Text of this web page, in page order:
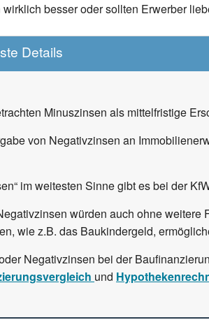
besser oder sollten Erwerber
Details
Minuszinsen als mittelfristige
von Negativzinsen an
im weitesten Sinne gibt es bei der
würden auch ohne
wie z.B. das Baukindergeld,
Negativzinsen bei der
und